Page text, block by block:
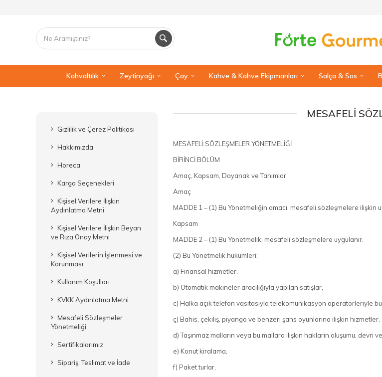
Kahvaltılık Zeytinyağı Çay Kahve & Kahve Ekipmanları Salça & Sos
Gizlilik ve Çerez Politikası
Hakkımızda
Horeca
Kargo Seçenekleri
Kişisel Verilere İlişkin
Aydınlatma Metni
Kişisel Verilere İlişkin Beyan
ve Rıza Onay Metni
Kişisel Verilerin İşlenmesi ve
Korunması
Kullanım Koşulları
KVKK Aydınlatma Metni
Mesafeli Sözleşmeler
Yönetmeliği
Sertifikalarımız
Sipariş, Teslimat ve İade
MESAFELI
MESAFELİ SÖZLEŞMELER YÖNETMELİĞİ
BİRİNCİ BÖLÜM
Amaç, Kapsam, Dayanak ve Tanımlar
Amaç
MADDE 1 – (1) Bu Yönetmeliğin amacı, mesafeli sözleşmelere ilişkin
Kapsam
MADDE 2 – (1) Bu Yönetmelik, mesafeli sözleşmelere uygulanır.
(2) Bu Yönetmelik hükümleri;
a) Finansal hizmetler,
b) Otomatik makineler aracılığıyla yapılan satışlar,
c) Halka açık telefon vasıtasıyla telekomünikasyon operatörleriyle bu
ç) Bahis, çekiliş, piyango ve benzeri şans oyunlarına ilişkin hizmetler,
d) Taşınmaz malların veya bu mallara ilişkin hakların oluşumu, devri
e) Konut kiralama,
f) Paket turlar,